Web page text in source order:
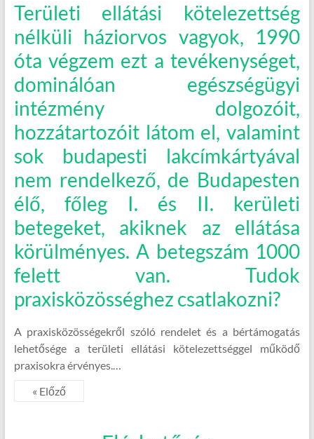
Területi ellátási kötelezettség
nélküli háziorvos vagyok, 1990
óta végzem ezt a tevékenységet,
dominálóan egészségügyi
intézmény dolgozóit,
hozzátartozóit látom el, valamint
sok budapesti lakcímkártyával
nem rendelkező, de Budapesten
élő, főleg I. és II. kerületi
betegeket, akiknek az ellátása
körülményes. A betegszám 1000
felett van. Tudok
praxisközösséghez csatlakozni?
A praxisközösségekről szóló rendelet és a bértámogatás
lehetősége a területi ellátási kötelezettséggel működő
praxisokra érvényes.…
« Előző